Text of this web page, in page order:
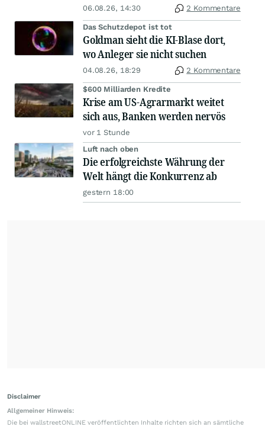
06.08.26, 14:30 2 Kommentare
Das Schutzdepot ist tot
Goldman sieht die KI-Blase dort,
wo Anleger sie nicht suchen
04.08.26, 18:29 2 Kommentare
$600 Milliarden Kredite
Krise am US-Agrarmarkt weitet
sich aus, Banken werden nervös
vor 1 Stunde
Luft nach oben
Die erfolgreichste Währung der
Welt hängt die Konkurrenz ab
gestern 18:00
Disclaimer
Allgemeiner Hinweis:
Die bei wallstreetONLINE veröffentlichten Inhalte richten sich an sämtliche